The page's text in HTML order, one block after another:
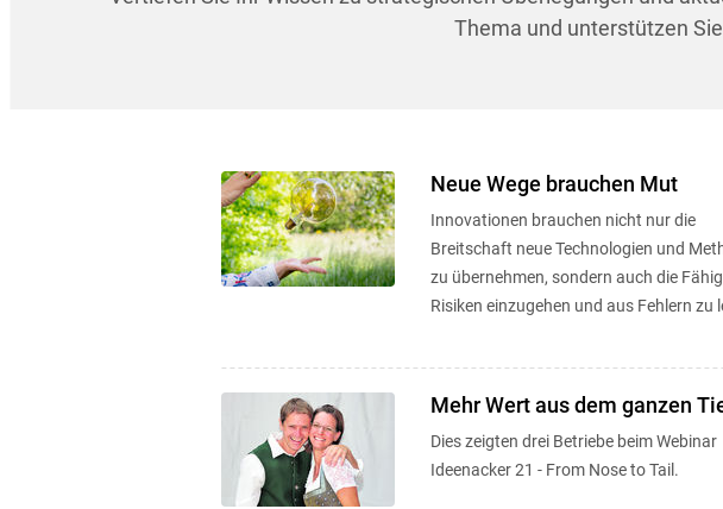
Thema und unterstützen
Neue Wege brauchen Mut
Innovationen brauchen nicht nur die
Breitschaft neue Technologien und
zu übernehmen, sondern auch die
Risiken einzugehen und aus Fehlern zu
Mehr Wert aus dem ganzen
Dies zeigten drei Betriebe beim Webinar
Ideenacker 21 - From Nose to Tail.